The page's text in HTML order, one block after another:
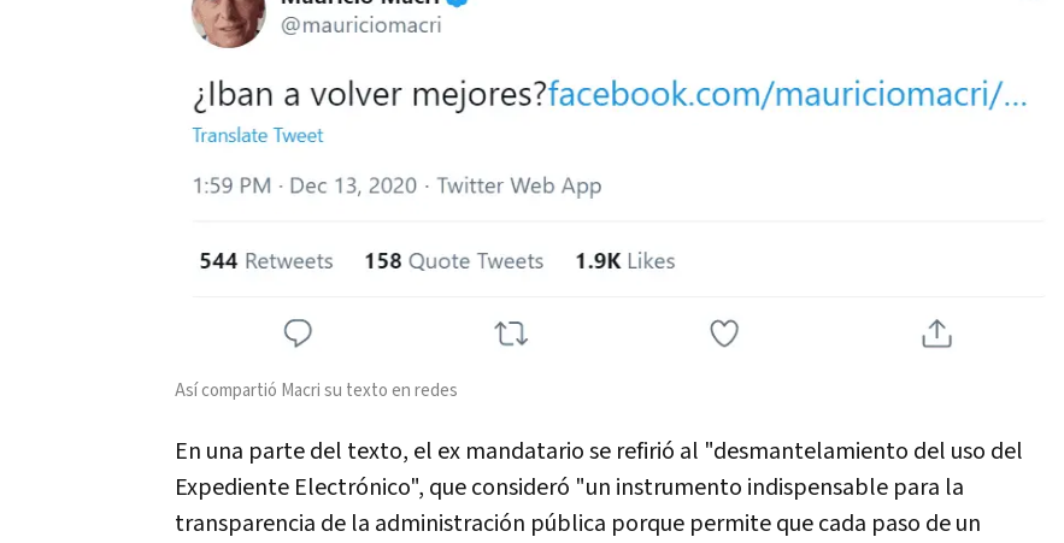
Así compartió Macri su texto en redes
En una parte del texto, el ex mandatario se refirió al "desmantelamiento del uso del
Expediente Electrónico", que consideró "un instrumento indispensable para la
transparencia de la administración pública porque permite que cada paso de un